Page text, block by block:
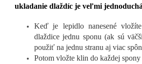
ukladanie dlaždíc je veľmi
Keď je lepidlo nanesené
dlaždice jednu sponu (ak sú
použiť na jednu stranu aj viac
Potom vložte klin do každej spony